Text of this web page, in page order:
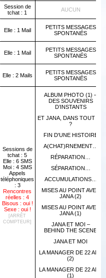
Session de
tchat : 1
AUCUN
Elle : 1 Mail
PETITS MESSAGES
SPONTANÉS
Elle : 1 Mail
PETITS MESSAGES
SPONTANÉS
Elle : 2 Mails
PETITS MESSAGES
SPONTANÉS
Sessions de
tchat : 5
Elle : 6 SMS
Moi : 4 SMS
Appels
téléphoniques
: 3
Rencontres
réelles : 4
Bisous : oui !
Sexe : oui !
[ARRÊT
COMPTEUR]
ALBUM PHOTO (1) –
DES SOUVENIRS
D’INSTANTS
ET JANA, DANS TOUT ÇA
?
FIN D'UNE HISTOIRE
A(CHAT)RNEMENT…
RÉPARATION…
SÉPARATION…
ACCUMULATIONS…
MISES AU POINT AVEC
JANA (2)
MISES AU POINT AVEC
JANA (1)
JANA ET MOI –
BEHIND THE SCENE
JANA ET MOI
LA MANAGER DE 22 ANS
(2)
LA MANAGER DE 22 ANS
(1)